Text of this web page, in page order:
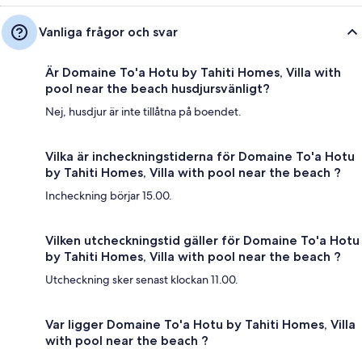
Vanliga frågor och svar
Är Domaine To'a Hotu by Tahiti Homes, Villa with
pool near the beach husdjursvänligt?
Nej, husdjur är inte tillåtna på boendet.
Vilka är incheckningstiderna för Domaine To'a Hotu
by Tahiti Homes, Villa with pool near the beach ?
Incheckning börjar 15.00.
Vilken utcheckningstid gäller för Domaine To'a Hotu
by Tahiti Homes, Villa with pool near the beach ?
Utcheckning sker senast klockan 11.00.
Var ligger Domaine To'a Hotu by Tahiti Homes, Villa
with pool near the beach ?